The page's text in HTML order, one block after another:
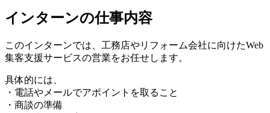
インターンの仕事内容
このインターンでは、工務店やリフォーム会社に向けたWeb
集客支援サービスの営業をお任せします。
具体的には、
・電話やメールでアポイントを取ること
・商談の準備